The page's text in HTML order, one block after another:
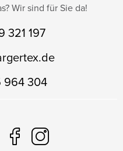
Wir sind für Sie da!
321 197
964 304